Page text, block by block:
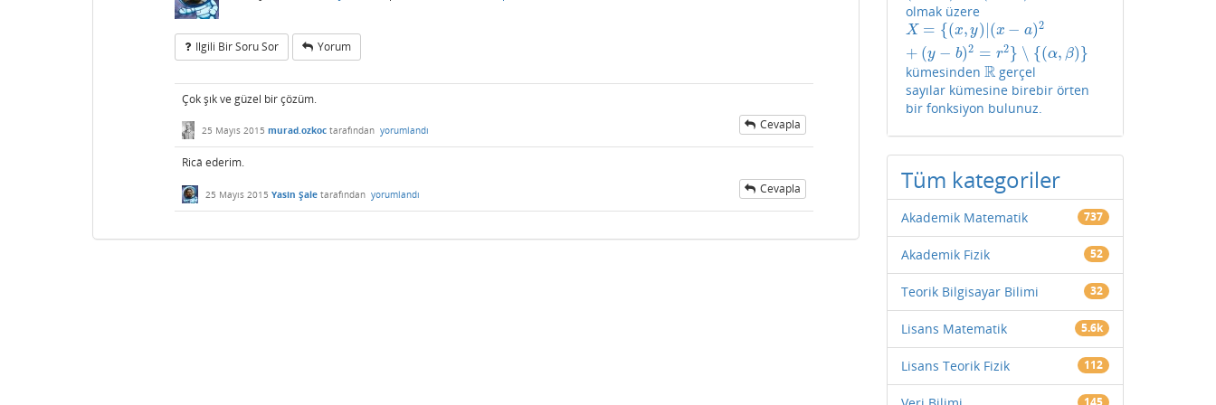
Ilgili Bir Soru Sor Yorum
Çok şık ve güzel bir çözüm.
25 Mayıs 2015 murad.ozkoc tarafından yorumlandı Cevapla
Ricâ ederim.
25 Mayıs 2015 Yasin Şale tarafından yorumlandı Cevapla
olmak üzere
X = {(x, y) (x − a)2
+ (y − b)2 = r2} ∖ {(α, β)}
X= {(x, y) |(x−a)2 +(y −b )2=r
kümesinden R
R gerçel
sayılar kümesine birebir örten
bir fonksiyon bulunuz.
Tüm kategoriler
Akademik Matematik 737
Akademik Fizik 52
Teorik Bilgisayar Bilimi 32
Lisans Matematik 5.6k
Lisans Teorik Fizik 112
145